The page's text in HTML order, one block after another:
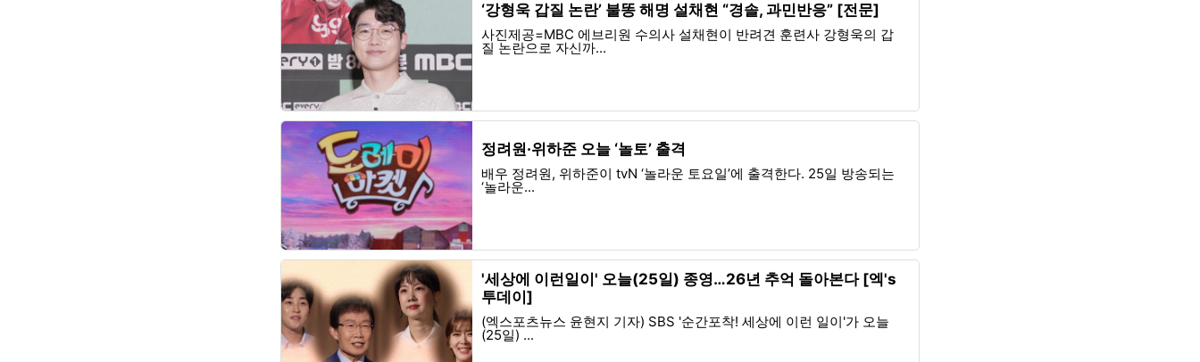
‘강형욱 갑질 논란’ 불똥 해명 설채현 “경솔, 과민반응” [전문]
사진제공=MBC 에브리원 수의사 설채현이 반려견 훈련사 강형욱의 갑
질 논란으로 자신까...
정려원·위하준 오늘 ‘놀토’ 출격
배우 정려원, 위하준이 tvN ‘놀라운 토요일’에 출격한다. 25일 방송되는
‘놀라운...
'세상에 이런일이' 오늘(25일) 종영…26년 추억 돌아본다 [엑's
투데이]
(엑스포츠뉴스 윤현지 기자) SBS '순간포착! 세상에 이런 일이'가 오늘
(25일) ...